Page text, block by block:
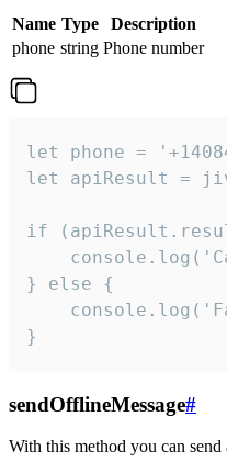
Name Type
Description
phone string Phone number
let phone =
let apiResult =
if
} else {
}
sendOfflineMessage#
With this method you can